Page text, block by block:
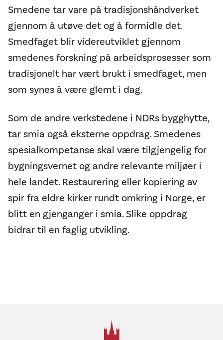
Smedene tar vare på tradisjonshåndverket
gjennom å utøve det og å formidle det.
Smedfaget blir videreutviklet gjennom
smedenes forskning på arbeidsprosesser som
tradisjonelt har vært brukt i smedfaget, men
som synes å være glemt i dag.
Som de andre verkstedene i NDRs bygghytte,
tar smia også eksterne oppdrag. Smedenes
spesialkompetanse skal være tilgjengelig for
bygningsvernet og andre relevante miljøer i
hele landet. Restaurering eller kopiering av
spir fra eldre kirker rundt omkring i Norge, er
blitt en gjenganger i smia. Slike oppdrag
bidrar til en faglig utvikling.